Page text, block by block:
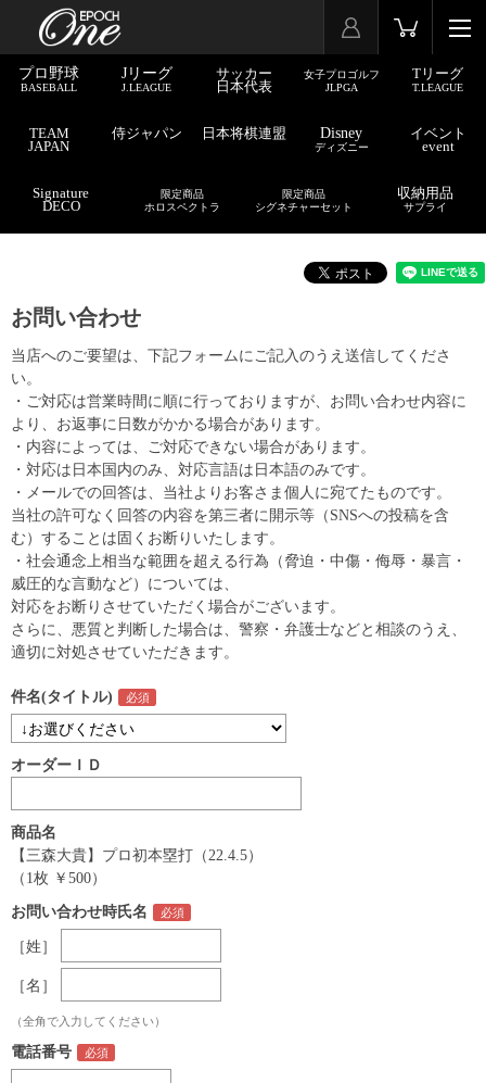
プロ野球
BASEBALL
Jリーグ
J.LEAGUE
サッカー
日本代表
女子プロゴルフ
JLPGA
Tリーグ
T.LEAGUE
TEAM
JAPAN
侍ジャパン 日本将棋連盟 Disney
ディズニー
イベント
event
Signature
DECO
限定商品
ホロスペクトラ
限定商品
シグネチャーセット
収納用品
サプライ
お問い合わせ
当店へのご要望は、下記フォームにご記入のうえ送信してくださ
い。
・ご対応は営業時間に順に行っておりますが、お問い合わせ内容に
より、お返事に日数がかかる場合があります。
・内容によっては、ご対応できない場合があります。
・対応は日本国内のみ、対応言語は日本語のみです。
・メールでの回答は、当社よりお客さま個人に宛てたものです。
当社の許可なく回答の内容を第三者に開示等（SNSへの投稿を含
む）することは固くお断りいたします。
・社会通念上相当な範囲を超える行為（脅迫・中傷・侮辱・暴言・
威圧的な言動など）については、
対応をお断りさせていただく場合がございます。
さらに、悪質と判断した場合は、警察・弁護士などと相談のうえ、
適切に対処させていただきます。
件名(タイトル)
オーダーＩＤ
商品名
【三森大貴】プロ初本塁打（22.4.5）
（1枚 ￥500）
お問い合わせ時氏名
［姓］
［名］
（全角で入力してください）
電話番号